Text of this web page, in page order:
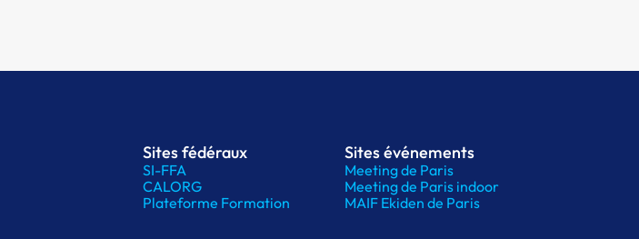
Sites fédéraux
SI-FFA
CALORG
Plateforme Formation
Sites événements
Meeting de Paris
Meeting de Paris indoor
MAIF Ekiden de Paris